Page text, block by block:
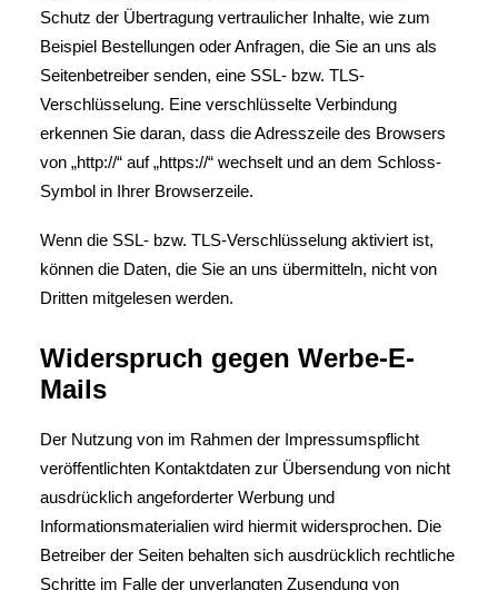
Schutz der Übertragung vertraulicher Inhalte, wie zum
Beispiel Bestellungen oder Anfragen, die Sie an uns als
Seitenbetreiber senden, eine SSL- bzw. TLS-
Verschlüsselung. Eine verschlüsselte Verbindung
erkennen Sie daran, dass die Adresszeile des Browsers
von „http://“ auf „https://“ wechselt und an dem Schloss-
Symbol in Ihrer Browserzeile.
Wenn die SSL- bzw. TLS-Verschlüsselung aktiviert ist,
können die Daten, die Sie an uns übermitteln, nicht von
Dritten mitgelesen werden.
Widerspruch gegen Werbe-E-
Mails
Der Nutzung von im Rahmen der Impressumspflicht
veröffentlichten Kontaktdaten zur Übersendung von nicht
ausdrücklich angeforderter Werbung und
Informationsmaterialien wird hiermit widersprochen. Die
Betreiber der Seiten behalten sich ausdrücklich rechtliche
Schritte im Falle der unverlangten Zusendung von